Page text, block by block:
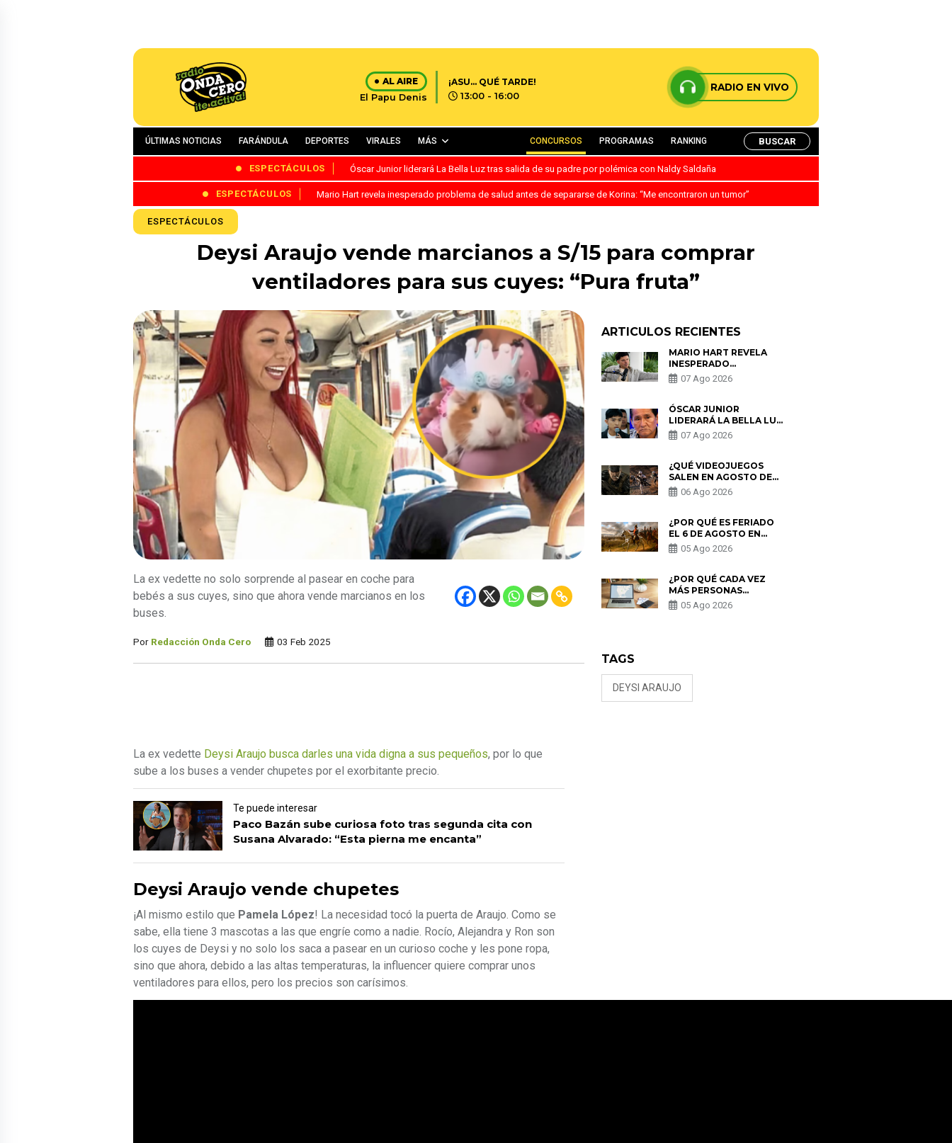
AL AIRE
El Papu Denis
¡ASU… QUÉ TARDE!
13:00 - 16:00
RADIO EN VIVO
ÚLTIMAS NOTICIAS FARÁNDULA DEPORTES VIRALES MÁS CONCURSOS PROGRAMAS RANKING BUSCAR
ESPECTÁCULOS Óscar Junior liderará La Bella Luz tras salida de su padre por polémica con Naldy Saldaña
ESPECTÁCULOS Mario Hart revela inesperado problema de salud antes de separarse de Korina: “Me encontraron un tumor”
ESPECTÁCULOS
Deysi Araujo vende marcianos a S/15 para comprar
ventiladores para sus cuyes: “Pura fruta”
La ex vedette no solo sorprende al pasear en coche para
bebés a sus cuyes, sino que ahora vende marcianos en los
buses.
Por Redacción Onda Cero 03 Feb 2025
La ex vedette Deysi Araujo busca darles una vida digna a sus pequeños, por lo que
sube a los buses a vender chupetes por el exorbitante precio.
Te puede interesar
Paco Bazán sube curiosa foto tras segunda cita con
Susana Alvarado: “Esta pierna me encanta”
Deysi Araujo vende chupetes
¡Al mismo estilo que Pamela López! La necesidad tocó la puerta de Araujo. Como se
sabe, ella tiene 3 mascotas a las que engríe como a nadie. Rocío, Alejandra y Ron son
los cuyes de Deysi y no solo los saca a pasear en un curioso coche y les pone ropa,
sino que ahora, debido a las altas temperaturas, la influencer quiere comprar unos
ventiladores para ellos, pero los precios son carísimos.
ARTICULOS RECIENTES
MARIO HART REVELA
INESPERADO
PROBLEMA DE SALUD
ANTES DE SEPARARSE
ENCONTRARON UN
TUMOR”
07 Ago 2026
ÓSCAR JUNIOR
LIDERARÁ LA BELLA LUZ
TRAS SALIDA DE SU
PADRE POR POLÉMICA
07 Ago 2026
¿QUÉ VIDEOJUEGOS
SALEN EN AGOSTO DE
2026? ESTOS SON LOS
ESTRENOS MÁS
06 Ago 2026
¿POR QUÉ ES FERIADO
EL 6 DE AGOSTO EN
PERÚ? ESTA ES LA
HISTORIA
05 Ago 2026
¿POR QUÉ CADA VEZ
MÁS PERSONAS
UTILIZAN UNA VPN
PARA PROTEGER SU
05 Ago 2026
TAGS
DEYSI ARAUJO